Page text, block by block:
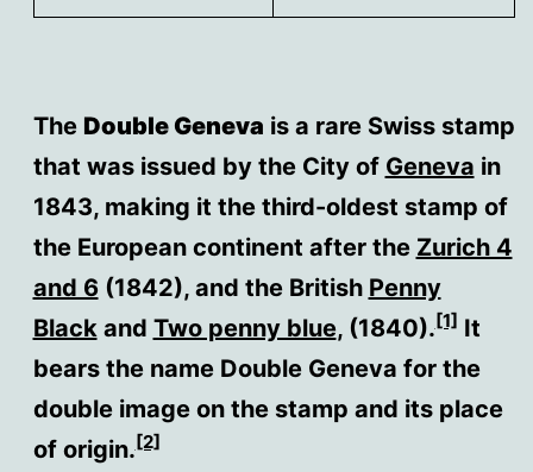
The Double Geneva is a rare Swiss stamp
that was issued by the City of Geneva in
1843, making it the third-oldest stamp of
the European continent after the Zurich 4
and 6(1842), and the British Penny
Blackand Two penny blue, (1840).[1] It
bears the name Double Geneva for the
double image on the stamp and its place
of origin.[2]